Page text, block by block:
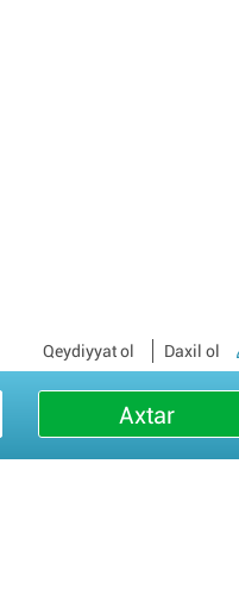
Qeydiyyat ol Daxil ol
Axtar